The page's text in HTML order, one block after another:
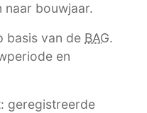
naar bouwjaar.
basis van de BAG.
en
geregistreerde